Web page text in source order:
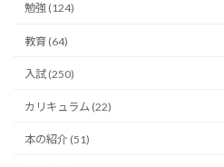
勉強 (124)
教育 (64)
入試 (250)
カリキュラム (22)
本の紹介 (51)